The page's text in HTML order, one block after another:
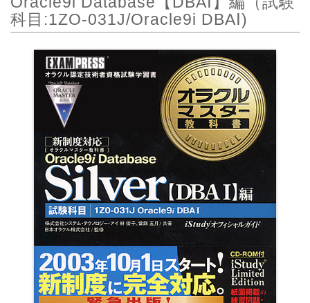
科目:1ZO-031J/Oracle9i DBAⅠ)